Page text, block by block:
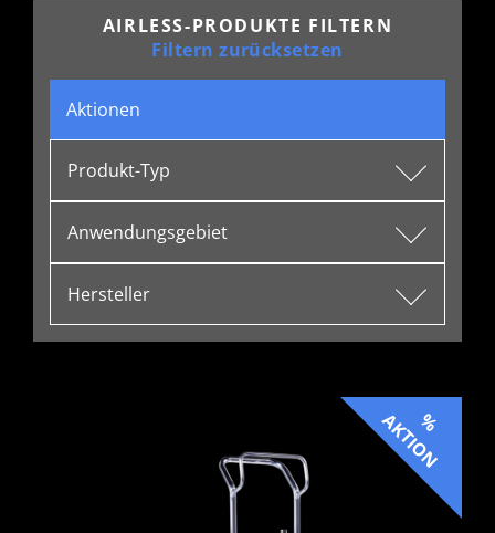
AIRLESS-PRODUKTE FILTERN
Filtern zurücksetzen
Aktionen
Produkt-Typ
Anwendungsgebiet
Hersteller
%
AKTION